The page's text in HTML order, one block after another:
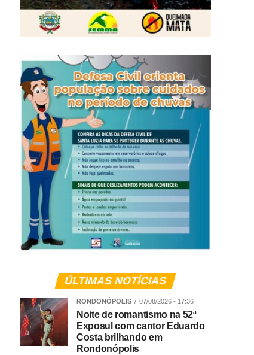
ÚLTIMAS NOTÍCIAS
RONDONÓPOLIS 07/08/2026 - 17:36
Noite de romantismo na 52ª
Exposul com cantor Eduardo
Costa brilhando em
Rondonópolis